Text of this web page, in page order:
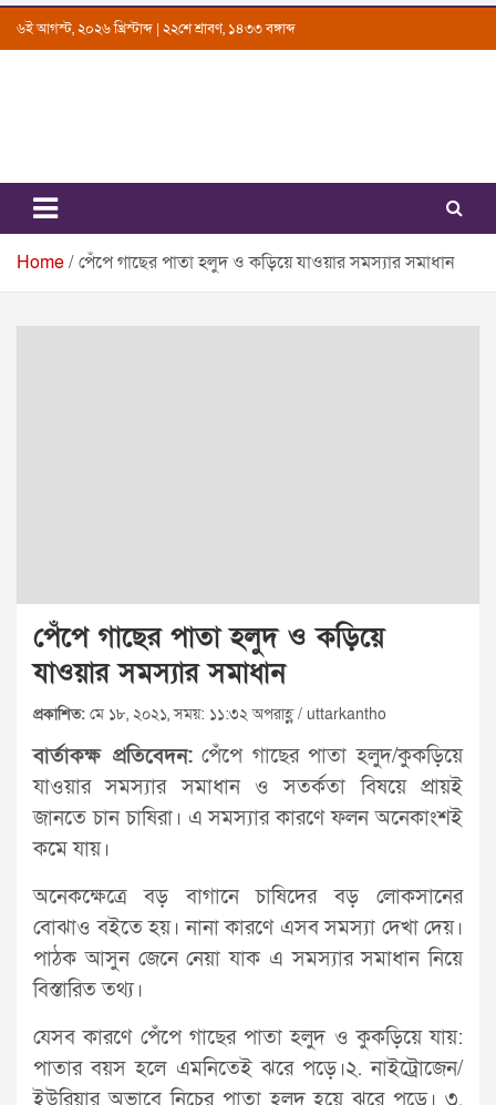
Skip৬ই আগস্ট, ২০২৬ খ্রিস্টাব্দ | ২২শে শ্রাবণ, ১৪৩৩ বঙ্গাব্দ
Uttarkantho
News Portal
Home পেঁপে গাছের পাতা হলুদ ও কড়িয়ে যাওয়ার সমস্যার সমাধান
পেঁপে গাছের পাতা হলুদ ও কড়িয়ে
যাওয়ার সমস্যার সমাধান
প্রকাশিত: মে ১৮, ২০২১, সময়: ১১:৩২ অপরাহ্ণ / uttarkantho
বার্তাকক্ষ প্রতিবেদন:পেঁপে গাছের পাতা হলুদ/কুকড়িয়ে
যাওয়ার সমস্যার সমাধান ও সতর্কতা বিষয়ে প্রায়ই
জানতে চান চাষিরা। এ সমস্যার কারণে ফলন অনেকাংশই
কমে যায়।
অনেকক্ষেত্রে বড় বাগানে চাষিদের বড় লোকসানের
বোঝাও বইতে হয়। নানা কারণে এসব সমস্যা দেখা দেয়।
পাঠক আসুন জেনে নেয়া যাক এ সমস্যার সমাধান নিয়ে
বিস্তারিত তথ্য।
যেসব কারণে পেঁপে গাছের পাতা হলুদ ও কুকড়িয়ে যায়:
পাতার বয়স হলে এমনিতেই ঝরে পড়ে।২. নাইট্রোজেন/